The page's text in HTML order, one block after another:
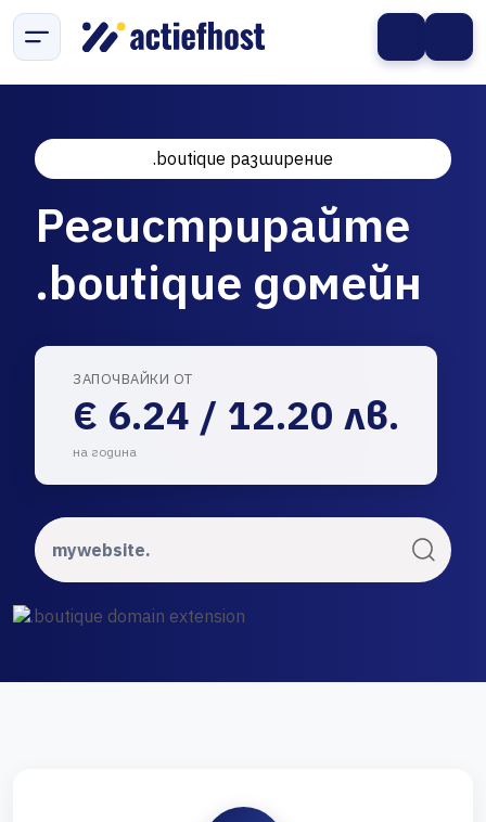
.boutique разширение
Регистрирайте
.boutique домейн
ЗАПОЧВАЙКИ ОТ
€ 6.24 / 12.20 лв.
на година